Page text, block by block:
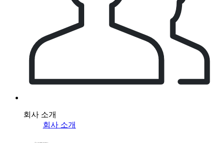
회사 소개
회사 소개